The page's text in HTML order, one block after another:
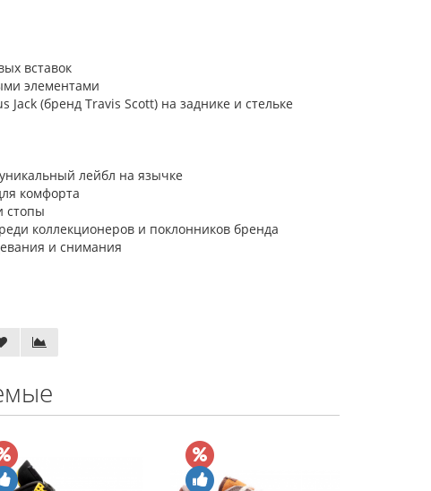
вставок
элементами
(бренд Travis Scott) на заднике и стельке
лейбл на язычке
комфорта
стопы
коллекционеров и поклонников бренда
и снимания